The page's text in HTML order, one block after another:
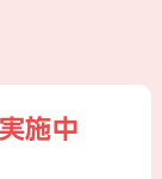
施中